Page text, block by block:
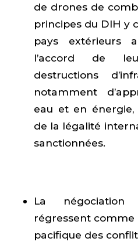
de drones de
principes du DIH y
pays extérieurs
l’accord de
destructions
notamment
eau et en énergie,
de la légalité
sanctionnées.
La
régressent
pacifique des